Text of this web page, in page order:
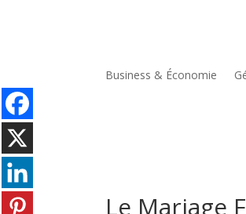
Business & Économie
Le Mariage